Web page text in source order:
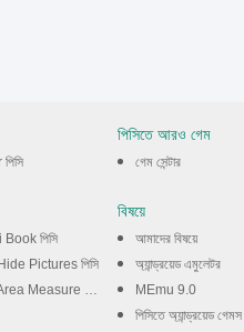
Book পিসি
Pictures পিসি
Measure পিসি
পিসিতে আরও গেম
গেম সেন্টার
বিষয়ে
আমাদের বিষয়ে
অ্যান্ড্রয়েড এমুলেটর
MEmu 9.0
পিসিতে অ্যান্ড্রয়েড